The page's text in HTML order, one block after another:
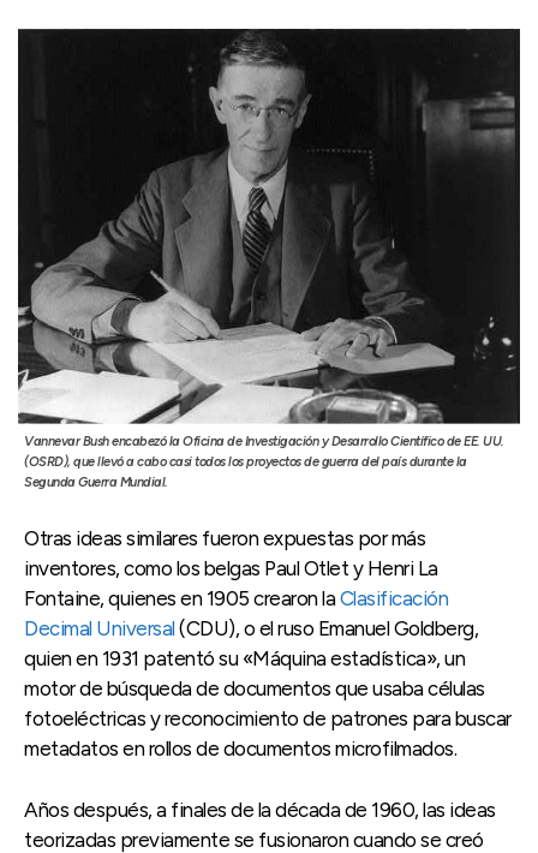
Vannevar Bush encabezó la Oficina de Investigación y Desarrollo Científico de EE. UU.
(OSRD), que llevó a cabo casi todos los proyectos de guerra del país durante la
Segunda Guerra Mundial.
Otras ideas similares fueron expuestas por más
inventores, como los belgas Paul Otlet y Henri La
Fontaine, quienes en 1905 crearon laClasificación
Decimal Universal (CDU), o el ruso Emanuel Goldberg,
quien en 1931 patentó su «Máquina estadística», un
motor de búsqueda de documentos que usaba células
fotoeléctricas y reconocimiento de patrones para buscar
metadatos en rollos de documentos microfilmados.
Años después, a finales de la década de 1960, las ideas
teorizadas previamente se fusionaron cuando se creó